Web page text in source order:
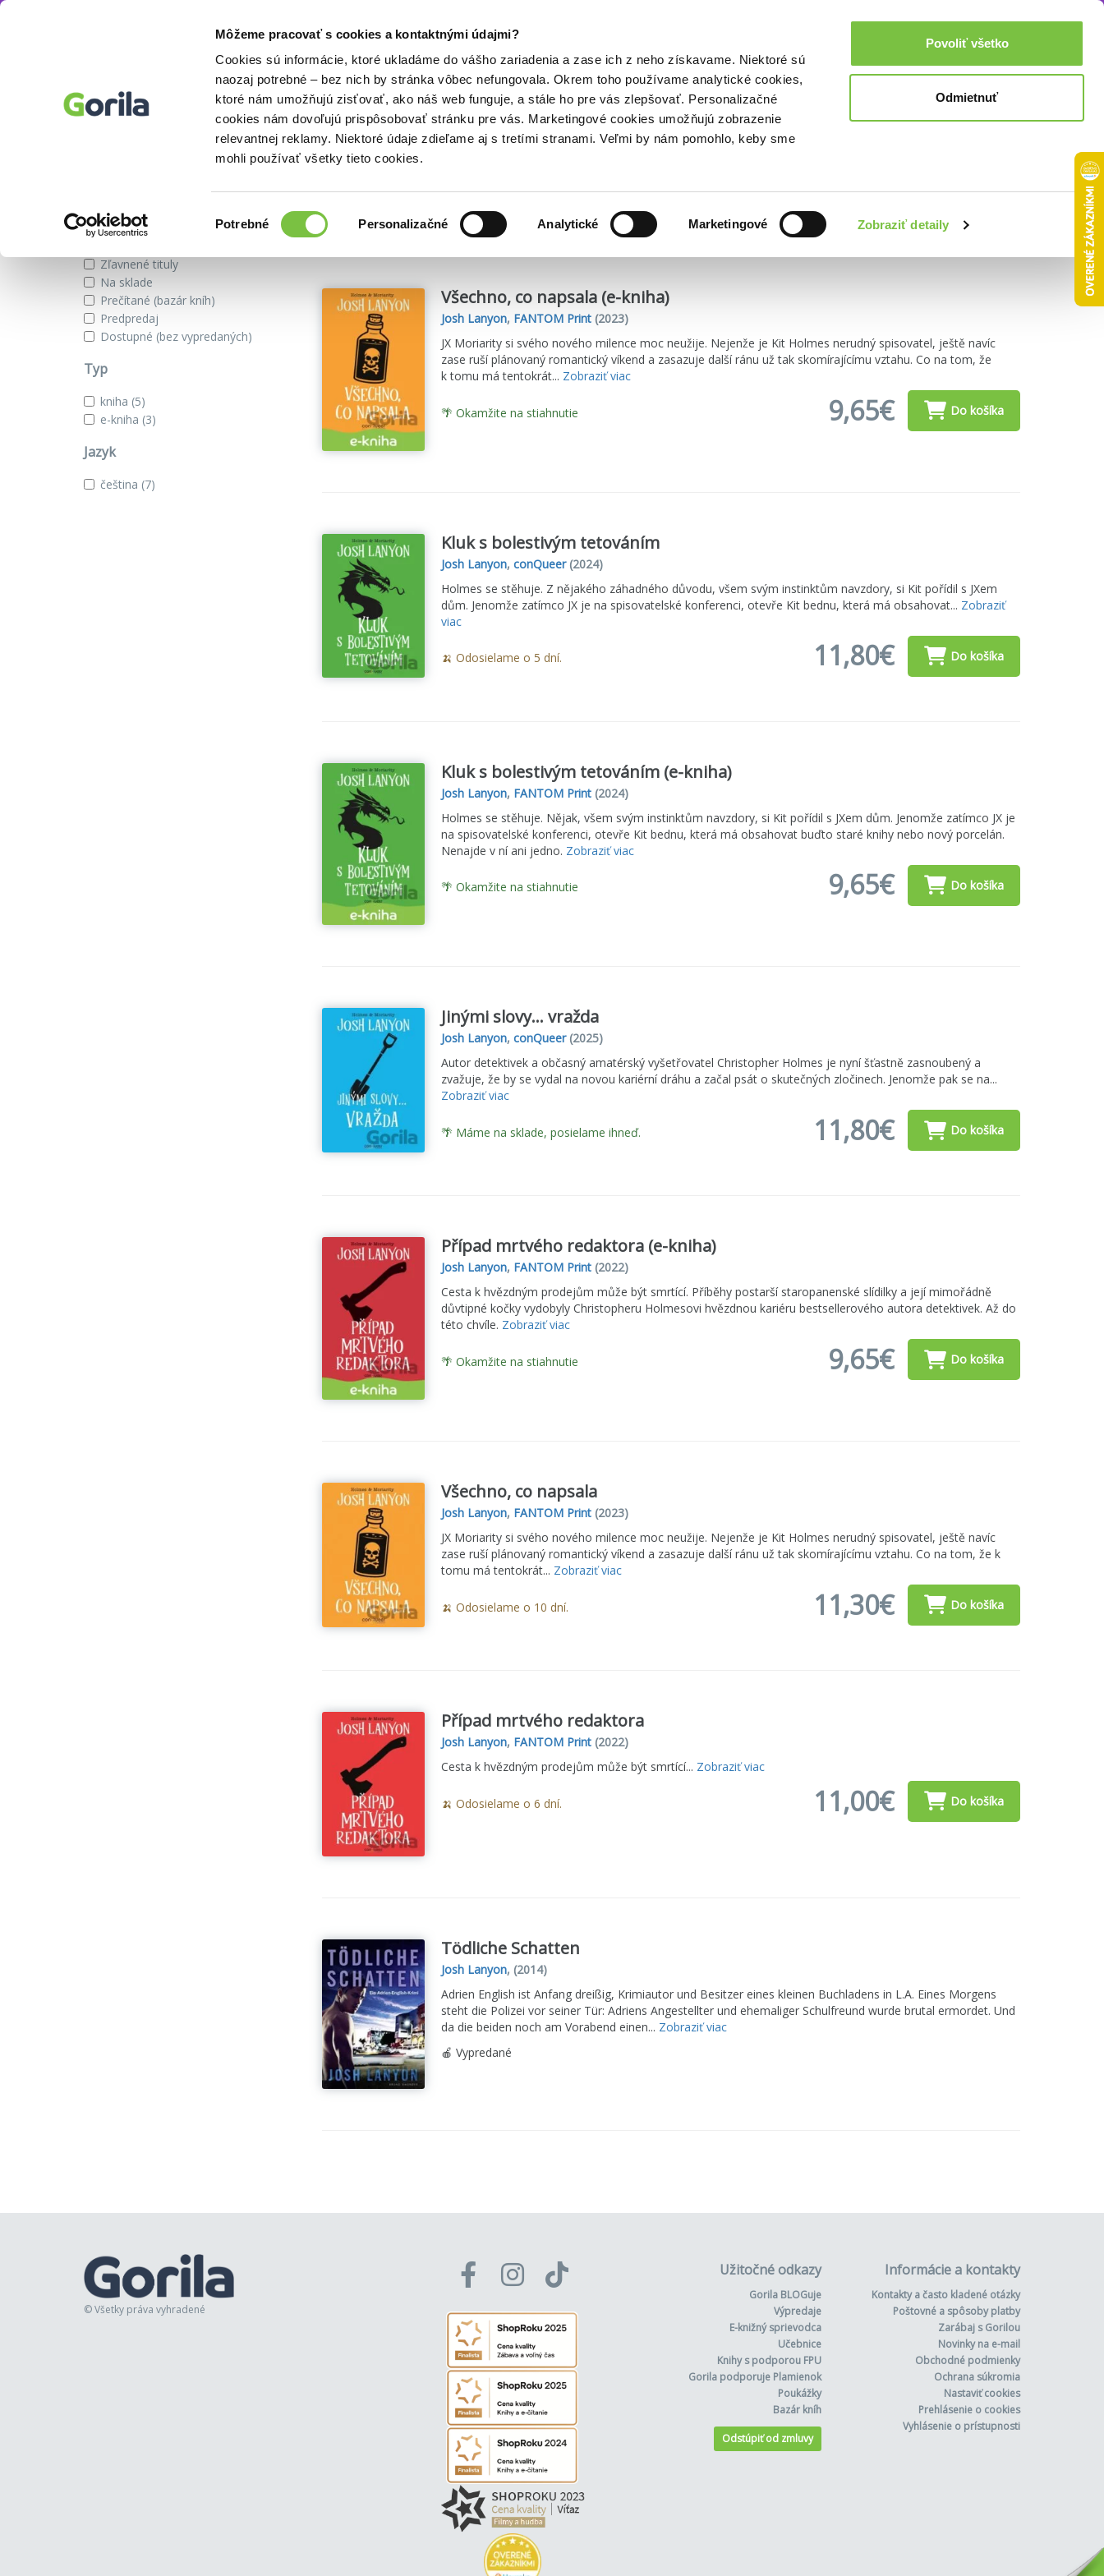
Môžeme pracovať s cookies a kontaktnými údajmi?
Cookies sú informácie, ktoré ukladáme do vášho zariadenia a zase ich z neho získavame. Niektoré sú
naozaj potrebné – bez nich by stránka vôbec nefungovala. Okrem toho používame analytické cookies,
ktoré nám umožňujú zisťovať, ako náš web funguje, a stále ho pre vás zlepšovať. Personalizačné
cookies nám dovoľujú prispôsobovať stránku pre vás. Marketingové cookies umožňujú zobrazenie
relevantnej reklamy. Niektoré údaje zdieľame aj s tretími stranami. Veľmi by nám pomohlo, keby sme
mohli používať všetky tieto cookies.
súhlasu
Potrebné Personalizačné Analytické Marketingové Zobraziť detaily
Povoliť všetko
Odmietnuť
Doplnky Prihlásenie 0,00€
Josh Lanyon Akcie a zľavy
Knihy autora Josh Lanyon
Zobraziť iba
Zľavnené tituly
Na sklade
Prečítané (bazár kníh)
Predpredaj
Dostupné (bez vypredaných)
Typ
kniha (5)
e-kniha (3)
Jazyk
čeština (7)
Našli sme Zoradiť podľa:
Všechno, co napsala (e-kniha)
Josh Lanyon, FANTOM Print(2023)
JX Moriarity si svého nového milence moc neužije. Nejenže je Kit Holmes nerudný spisovatel, ještě navíc
zase ruší plánovaný romantický víkend a zasazuje další ránu už tak skomírajícímu vztahu. Co na tom, že
k tomu má tentokrát... Zobraziť viac
🌴 Okamžite na stiahnutie 9,65€ Do košíka
Kluk s bolestivým tetováním
Josh Lanyon, conQueer(2024)
Holmes se stěhuje. Z nějakého záhadného důvodu, všem svým instinktům navzdory, si Kit pořídil s JXem
dům. Jenomže zatímco JX je na spisovatelské konferenci, otevře Kit bednu, která má obsahovat... Zobraziť
viac
🍌 Odosielame o 5 dní. 11,80€ Do košíka
Kluk s bolestivým tetováním (e-kniha)
Josh Lanyon, FANTOM Print(2024)
Holmes se stěhuje. Nějak, všem svým instinktům navzdory, si Kit pořídil s JXem dům. Jenomže zatímco JX je
na spisovatelské konferenci, otevře Kit bednu, která má obsahovat buďto staré knihy nebo nový porcelán.
Nenajde v ní ani jedno. Zobraziť viac
🌴 Okamžite na stiahnutie 9,65€ Do košíka
Jinými slovy... vražda
Josh Lanyon, conQueer(2025)
Autor detektivek a občasný amatérský vyšetřovatel Christopher Holmes je nyní šťastně zasnoubený a
zvažuje, že by se vydal na novou kariérní dráhu a začal psát o skutečných zločinech. Jenomže pak se na...
Zobraziť viac
🌴 Máme na sklade, posielame ihneď. 11,80€ Do košíka
Případ mrtvého redaktora (e-kniha)
Josh Lanyon, FANTOM Print(2022)
Cesta k hvězdným prodejům může být smrtící. Příběhy postarší staropanenské slídilky a její mimořádně
důvtipné kočky vydobyly Christopheru Holmesovi hvězdnou kariéru bestsellerového autora detektivek. Až do
této chvíle. Zobraziť viac
🌴 Okamžite na stiahnutie 9,65€ Do košíka
Všechno, co napsala
Josh Lanyon, FANTOM Print(2023)
JX Moriarity si svého nového milence moc neužije. Nejenže je Kit Holmes nerudný spisovatel, ještě navíc
zase ruší plánovaný romantický víkend a zasazuje další ránu už tak skomírajícímu vztahu. Co na tom, že k
tomu má tentokrát... Zobraziť viac
🍌 Odosielame o 10 dní. 11,30€ Do košíka
Případ mrtvého redaktora
Josh Lanyon, FANTOM Print(2022)
Cesta k hvězdným prodejům může být smrtící... Zobraziť viac
🍌 Odosielame o 6 dní. 11,00€ Do košíka
Tödliche Schatten
Josh Lanyon, (2014)
Adrien English ist Anfang dreißig, Krimiautor und Besitzer eines kleinen Buchladens in L.A. Eines Morgens
steht die Polizei vor seiner Tür: Adriens Angestellter und ehemaliger Schulfreund wurde brutal ermordet. Und
da die beiden noch am Vorabend einen... Zobraziť viac
🍎 Vypredané
© Všetky práva vyhradené
Užitočné odkazy
Gorila BLOGuje
Výpredaje
E-knižný sprievodca
Učebnice
Knihy s podporou FPU
Gorila podporuje Plamienok
Poukážky
Bazár kníh
Odstúpiť od zmluvy
Informácie a kontakty
Kontakty a často kladené otázky
Poštovné a spôsoby platby
Zarábaj s Gorilou
Novinky na e-mail
Obchodné podmienky
Ochrana súkromia
Nastaviť cookies
Prehlásenie o cookies
Vyhlásenie o prístupnosti